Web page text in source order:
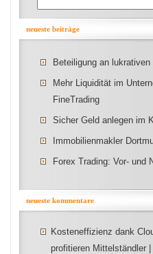
neueste beiträge
Beteiligung an lukrativen
Mehr Liquidität im
FineTrading
Sicher Geld anlegen im
Immobilienmakler
Forex Trading: Vor- und
neueste kommentare
Kosteneffizienz dank
profitieren Mittelständler